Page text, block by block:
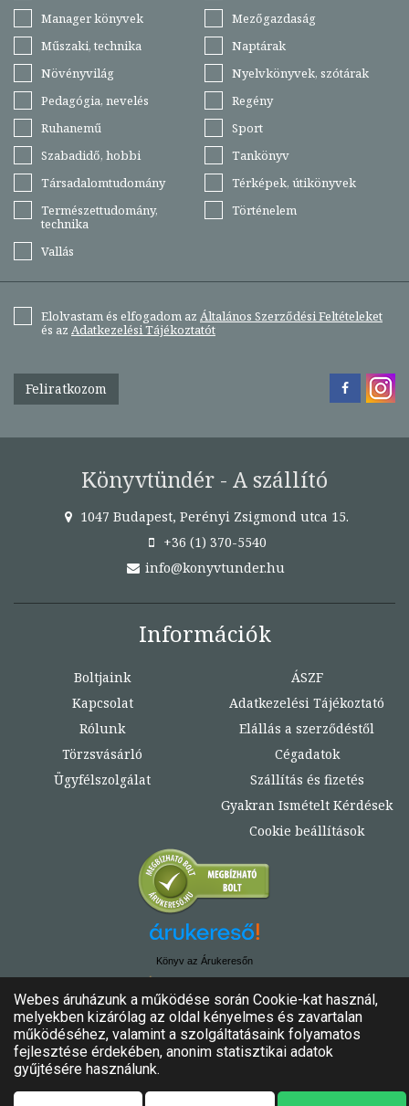
Manager könyvek
Mezőgazdaság
Műszaki, technika
Naptárak
Növényvilág
Nyelvkönyvek, szótárak
Pedagógia, nevelés
Regény
Ruhanemű
Sport
Szabadidő, hobbi
Tankönyv
Társadalomtudomány
Térképek, útikönyvek
Természettudomány,
technika
Történelem
Vallás
Elolvastam és elfogadom az Általános Szerződési Feltételeket
és az Adatkezelési Tájékoztatót
Feliratkozom
Könyvtündér - A szállító
1047 Budapest, Perényi Zsigmond utca 15.
+36 (1) 370-5540
info@konyvtunder.hu
Információk
Boltjaink
Kapcsolat
Rólunk
Törzsvásárló
Ügyfélszolgálat
ÁSZF
Adatkezelési Tájékoztató
Elállás a szerződéstől
Cégadatok
Szállítás és fizetés
Gyakran Ismételt Kérdések
Cookie beállítások
Könyv az Árukeresőn